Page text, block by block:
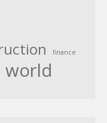
finance
world